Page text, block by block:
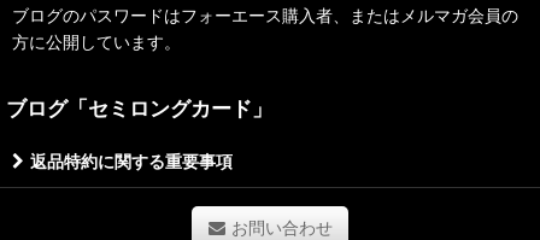
ブログのパスワードはフォーエース購入者、またはメルマガ会員の
方に公開しています。
ブログ「セミロングカード」
返品特約に関する重要事項
お問い合わせ